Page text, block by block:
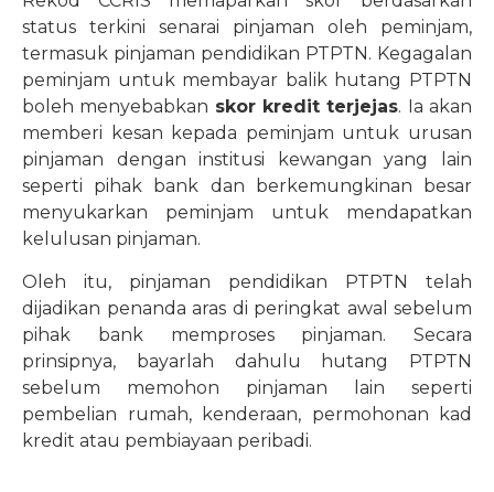
status terkini senarai pinjaman oleh peminjam,
termasuk pinjaman pendidikan PTPTN. Kegagalan
peminjam untuk membayar balik hutang PTPTN
boleh menyebabkan skor kredit terjejas. Ia akan
memberi kesan kepada peminjam untuk urusan
pinjaman dengan institusi kewangan yang lain
seperti pihak bank dan berkemungkinan besar
menyukarkan peminjam untuk mendapatkan
kelulusan pinjaman.
Oleh itu, pinjaman pendidikan PTPTN telah
dijadikan penanda aras di peringkat awal sebelum
pihak bank memproses pinjaman. Secara
prinsipnya, bayarlah dahulu hutang PTPTN
sebelum memohon pinjaman lain seperti
pembelian rumah, kenderaan, permohonan kad
kredit atau pembiayaan peribadi.